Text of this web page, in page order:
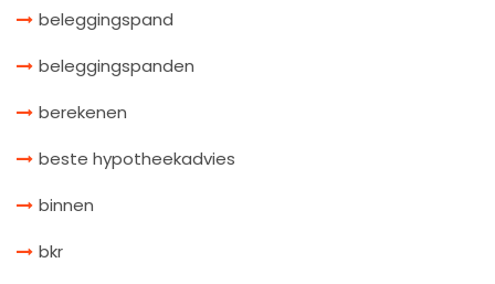
beleggingspand
beleggingspanden
berekenen
beste hypotheekadvies
binnen
bkr